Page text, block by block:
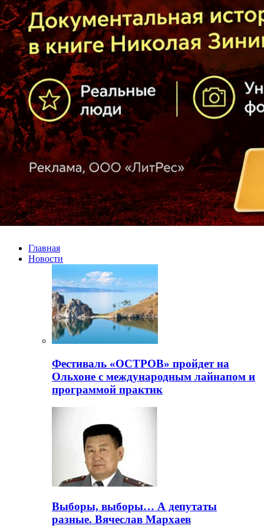
Главная
Новости
Фестиваль «ОСТРОВ» пройдет на
Ольхоне с международным лайнапом и
программой практик
Выборы, выборы… А депутаты
разные. Вячеслав Мархаев